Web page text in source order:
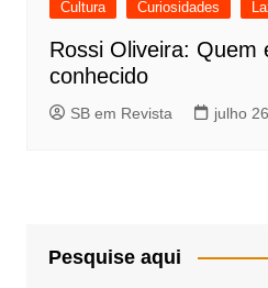
Cultura Curiosidades
Rossi Oliveira: Quem
conhecido
SB em Revista julho
Pesquise aqui